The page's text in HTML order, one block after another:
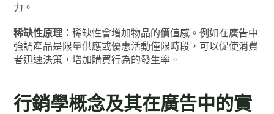
力。
稀缺性原理：稀缺性會增加物品的價值感。例如在廣告中
強調產品是限量供應或優惠活動僅限時段，可以促使消費
者迅速決策，增加購買行為的發生率。
行銷學概念及其在廣告中的實